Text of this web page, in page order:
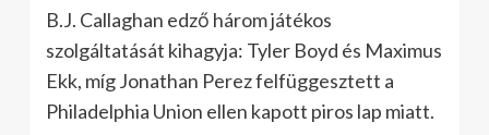
B.J. Callaghan edző három játékos
szolgáltatását kihagyja: Tyler Boyd és Maximus
Ekk, míg Jonathan Perez felfüggesztett a
Philadelphia Union ellen kapott piros lap miatt.